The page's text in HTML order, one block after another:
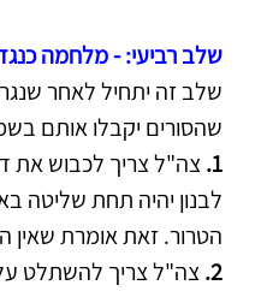
שלב רביעי: - מלחמה
שלב זה יתחיל לאחר
שהסורים יקבלו אותם
1. צה"ל צריך לכבוש את
לבנון יהיה תחת
הטרור. זאת אומרת
2. צה"ל צריך להשתלט